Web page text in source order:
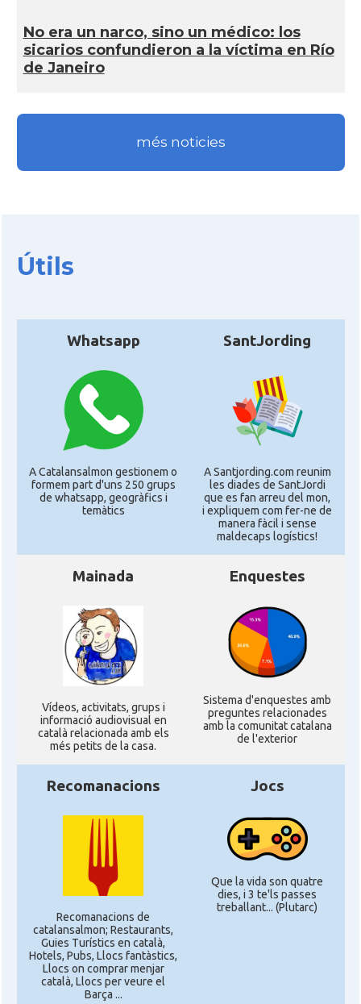
No era un narco, sino un médico: los
sicarios confundieron a la ví­ctima en Rí­o
de Janeiro
més noticies
Útils
Whatsapp
A Catalansalmon gestionem o
formem part d'uns 250 grups
de whatsapp, geogràfics i
temàtics
SantJording
A Santjording.com reunim
les diades de SantJordi
que es fan arreu del mon,
i expliquem com fer-ne de
manera fàcil i sense
maldecaps logí­stics!
Mainada
Ví­deos, activitats, grups i
informació audiovisual en
català relacionada amb els
més petits de la casa.
Enquestes
Sistema d'enquestes amb
preguntes relacionades
amb la comunitat catalana
de l'exterior
Recomanacions
Recomanacions de
catalansalmon; Restaurants,
Guies Turístics en català,
Hotels, Pubs, Llocs fantàstics,
Llocs on comprar menjar
català, Llocs per veure el
Barça ...
Jocs
Que la vida son quatre
dies, i 3 te'ls passes
treballant... (Plutarc)